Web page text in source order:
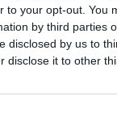
to your opt-out. You
by third parties
disclosed by us to
disclose it to other
πήγαν
ο Υπουργός.
υπήρχαν